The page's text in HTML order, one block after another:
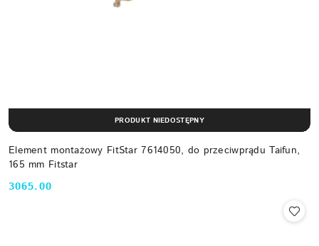
Element montażowy FitStar 7614050, do przeciwprądu Taifun,
165 mm Fitstar
Cena:
3065.00
PRODUKT NIEDOSTĘPNY